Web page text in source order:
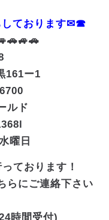
ております✉☎
161ー1
ルド
曜日
ております！
らにご連絡下さい
時間受付)